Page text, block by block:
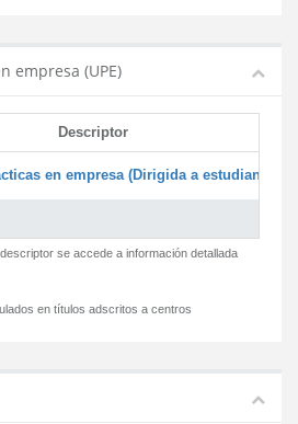
empresa (UPE)
Descriptor
en empresa (Dirigida a estudiantes)
se accede a información detallada
en títulos adscritos a centros